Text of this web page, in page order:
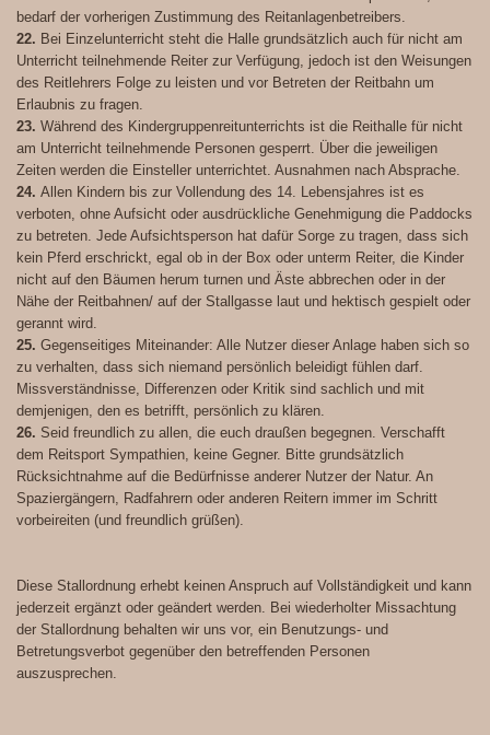
bedarf der vorherigen Zustimmung des Reitanlagenbetreibers.
22. Bei Einzelunterricht steht die Halle grundsätzlich auch für nicht am
Unterricht teilnehmende Reiter zur Verfügung, jedoch ist den Weisungen
des Reitlehrers Folge zu leisten und vor Betreten der Reitbahn um
Erlaubnis zu fragen.
23. Während des Kindergruppenreitunterrichts ist die Reithalle für nicht
am Unterricht teilnehmende Personen gesperrt. Über die jeweiligen
Zeiten werden die Einsteller unterrichtet. Ausnahmen nach Absprache.
24. Allen Kindern bis zur Vollendung des 14. Lebensjahres ist es
verboten, ohne Aufsicht oder ausdrückliche Genehmigung die Paddocks
zu betreten. Jede Aufsichtsperson hat dafür Sorge zu tragen, dass sich
kein Pferd erschrickt, egal ob in der Box oder unterm Reiter, die Kinder
nicht auf den Bäumen herum turnen und Äste abbrechen oder in der
Nähe der Reitbahnen/ auf der Stallgasse laut und hektisch gespielt oder
gerannt wird.
25. Gegenseitiges Miteinander: Alle Nutzer dieser Anlage haben sich so
zu verhalten, dass sich niemand persönlich beleidigt fühlen darf.
Missverständnisse, Differenzen oder Kritik sind sachlich und mit
demjenigen, den es betrifft, persönlich zu klären.
26. Seid freundlich zu allen, die euch draußen begegnen. Verschafft
dem Reitsport Sympathien, keine Gegner. Bitte grundsätzlich
Rücksichtnahme auf die Bedürfnisse anderer Nutzer der Natur. An
Spaziergängern, Radfahrern oder anderen Reitern immer im Schritt
vorbeireiten (und freundlich grüßen).
Diese Stallordnung erhebt keinen Anspruch auf Vollständigkeit und kann
jederzeit ergänzt oder geändert werden. Bei wiederholter Missachtung
der Stallordnung behalten wir uns vor, ein Benutzungs- und
Betretungsverbot gegenüber den betreffenden Personen
auszusprechen.